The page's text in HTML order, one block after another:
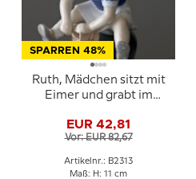
SPARREN 48%
Ruth, Mädchen sitzt mit
Eimer und grabt im
Figur Nr. 2313
EUR 42,81
Vor: EUR 82,67
Artikelnr.: B2313
Maß: H: 11 cm